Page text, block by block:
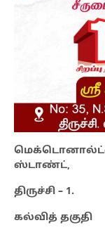
ஸ்டாண்ட்,
திருச்சி – 1.
கல்வித் தகுதி